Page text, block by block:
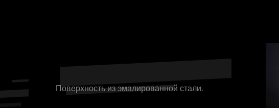
Поверхность из эмалированной стали.